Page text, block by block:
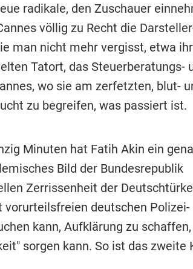
radikale, den Zuschauer
völlig zu Recht die
man nicht mehr vergisst, etwa ihr
Tatort, das Steuerberatungs-
wo sie am zerfetzten, blut-
zu begreifen, was passiert ist.
Minuten hat Fatih Akin ein
Bild der Bundesrepublik
Zerrissenheit der
vorurteilsfreien deutschen Polizei-
kann, Aufklärung zu
sorgen kann. So ist das zweite